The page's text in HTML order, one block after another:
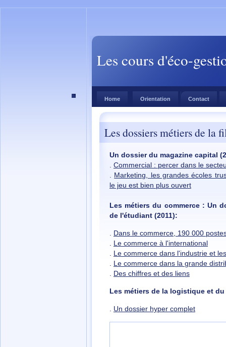
Les cours d'éco-
Home Orientation Contact
Les dossiers métiers de la
Un dossier du magazine capital
. Commercial : percer dans le
. Marketing, les grandes écoles
le jeu est bien plus ouvert
Les métiers du commerce : Un
de l'étudiant (2011):
. Dans le commerce, 190 000
. Le commerce à l'international
. Le commerce dans l'industrie et
. Le commerce dans la grande
. Des chiffres et des liens
Les métiers de la logistique et
. Un dossier hyper complet